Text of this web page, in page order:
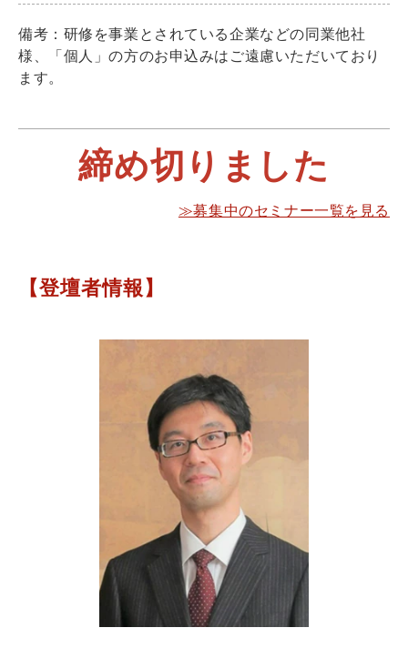
備考：研修を事業とされている企業などの同業他社
様、「個人」の方のお申込みはご遠慮いただいており
ます。
締め切りました
≫募集中のセミナー一覧を見る
【登壇者情報】